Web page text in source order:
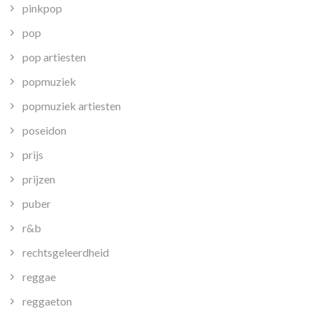
pinkpop
pop
pop artiesten
popmuziek
popmuziek artiesten
poseidon
prijs
prijzen
puber
r&b
rechtsgeleerdheid
reggae
reggaeton